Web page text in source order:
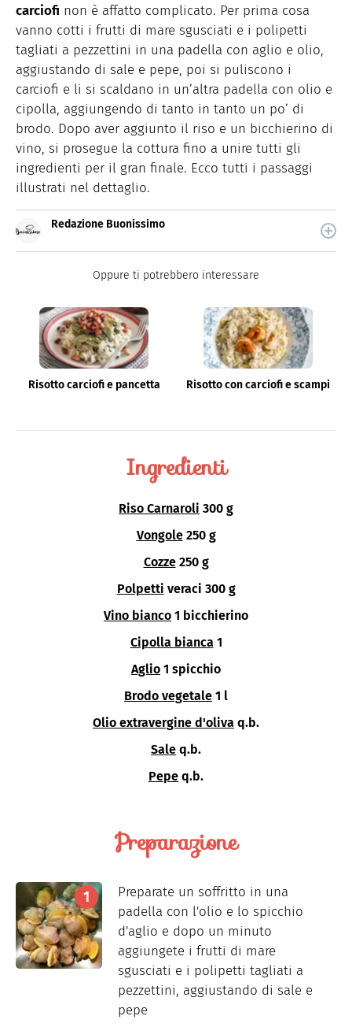
carciofi non è affatto complicato. Per prima cosa
vanno cotti i frutti di mare sgusciati e i polipetti
tagliati a pezzettini in una padella con aglio e olio,
aggiustando di sale e pepe, poi si puliscono i
carciofi e li si scaldano in un’altra padella con olio e
cipolla, aggiungendo di tanto in tanto un po’ di
brodo. Dopo aver aggiunto il riso e un bicchierino di
vino, si prosegue la cottura fino a unire tutti gli
ingredienti per il gran finale. Ecco tutti i passaggi
illustrati nel dettaglio.
Redazione Buonissimo
quale trovi idee veloci, facili e spiegate passo passo.
Oppure ti potrebbero interessare
Risotto carciofi e pancetta Risotto con carciofi e scampi
Ingredienti
Riso Carnaroli 300 g
Vongole 250 g
Cozze 250 g
Polpetti veraci 300 g
Vino bianco 1 bicchierino
Cipolla bianca 1
Aglio 1 spicchio
Brodo vegetale 1 l
Olio extravergine d'oliva q.b.
Sale q.b.
Pepe q.b.
Preparazione
Preparate un soffritto in una
padella con l'olio e lo spicchio
d'aglio e dopo un minuto
aggiungete i frutti di mare
sgusciati e i polipetti tagliati a
pezzettini, aggiustando di sale e
pepe